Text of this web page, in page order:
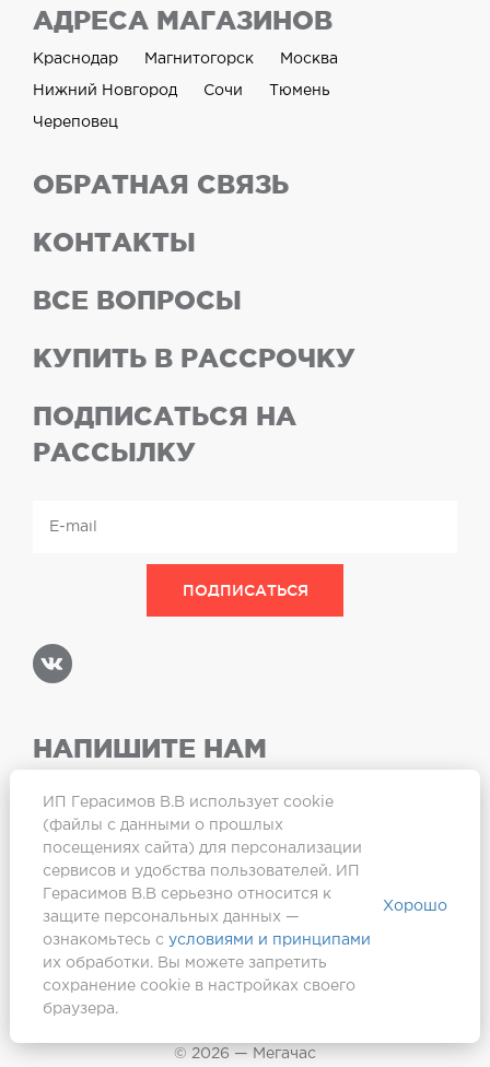
АДРЕСА МАГАЗИНОВ
Краснодар Магнитогорск Москва
Нижний Новгород Сочи Тюмень
Череповец
ОБРАТНАЯ СВЯЗЬ
КОНТАКТЫ
ВСЕ ВОПРОСЫ
КУПИТЬ В РАССРОЧКУ
ПОДПИСАТЬСЯ НА
РАССЫЛКУ
НАПИШИТЕ НАМ
© 2026 — Мегачас
ИП Герасимов В.В использует cookie
(файлы с данными о прошлых
посещениях сайта) для персонализации
сервисов и удобства пользователей. ИП
Герасимов В.В серьезно относится к
защите персональных данных —
ознакомьтесь с условиями и принципами
их обработки. Вы можете запретить
сохранение cookie в настройках своего
браузера.
Хорошо